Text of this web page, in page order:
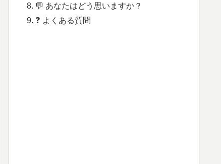
💬 あなたはどう思いますか？
❓ よくある質問